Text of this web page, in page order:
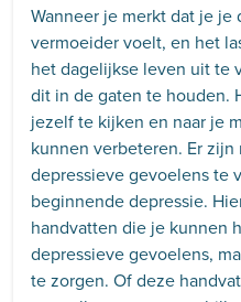
Wanneer je merkt dat je
vermoeider voelt, en het
het dagelijkse leven uit te
dit in de gaten te houden.
jezelf te kijken en naar je
kunnen verbeteren. Er
depressieve gevoelens te
beginnende depressie.
handvatten die je kunnen
depressieve gevoelens,
te zorgen. Of deze